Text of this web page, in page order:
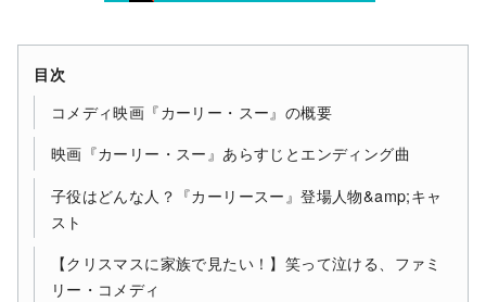
目次
コメディ映画『カーリー・スー』の概要
映画『カーリー・スー』あらすじとエンディング曲
子役はどんな人？『カーリースー』登場人物&amp;キャ
スト
【クリスマスに家族で見たい！】笑って泣ける、ファミ
リー・コメディ